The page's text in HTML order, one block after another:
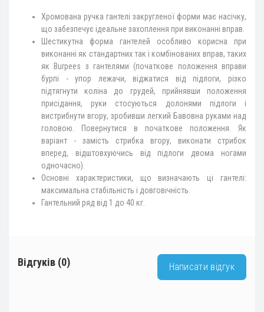
Хромована ручка гантелі закругленої форми має насічку,
що забезпечує ідеальне захоплення при виконанні вправ.
Шестикутна форма гантелей особливо корисна при
виконанні як стандартних так і комбінованих вправ, таких
як Burpees з гантелями (початкове положення вправи
бурпі - упор лежачи, віджатися від підлоги, різко
підтягнути коліна до грудей, прийнявши положення
присідання, руки стосуються долонями підлоги і
вистрибнути вгору, зробивши легкий Бавовна руками над
головою. Повернутися в початкове положення. Як
варіант - замість стрибка вгору, виконати стрибок
вперед, відштовхуючись від підлоги двома ногами
одночасно).
Основні характеристики, що визначають ці гантелі:
максимальна стабільність і довговічність.
Гантельний ряд від 1 до 40 кг.
Відгуків (0) Написати відгук